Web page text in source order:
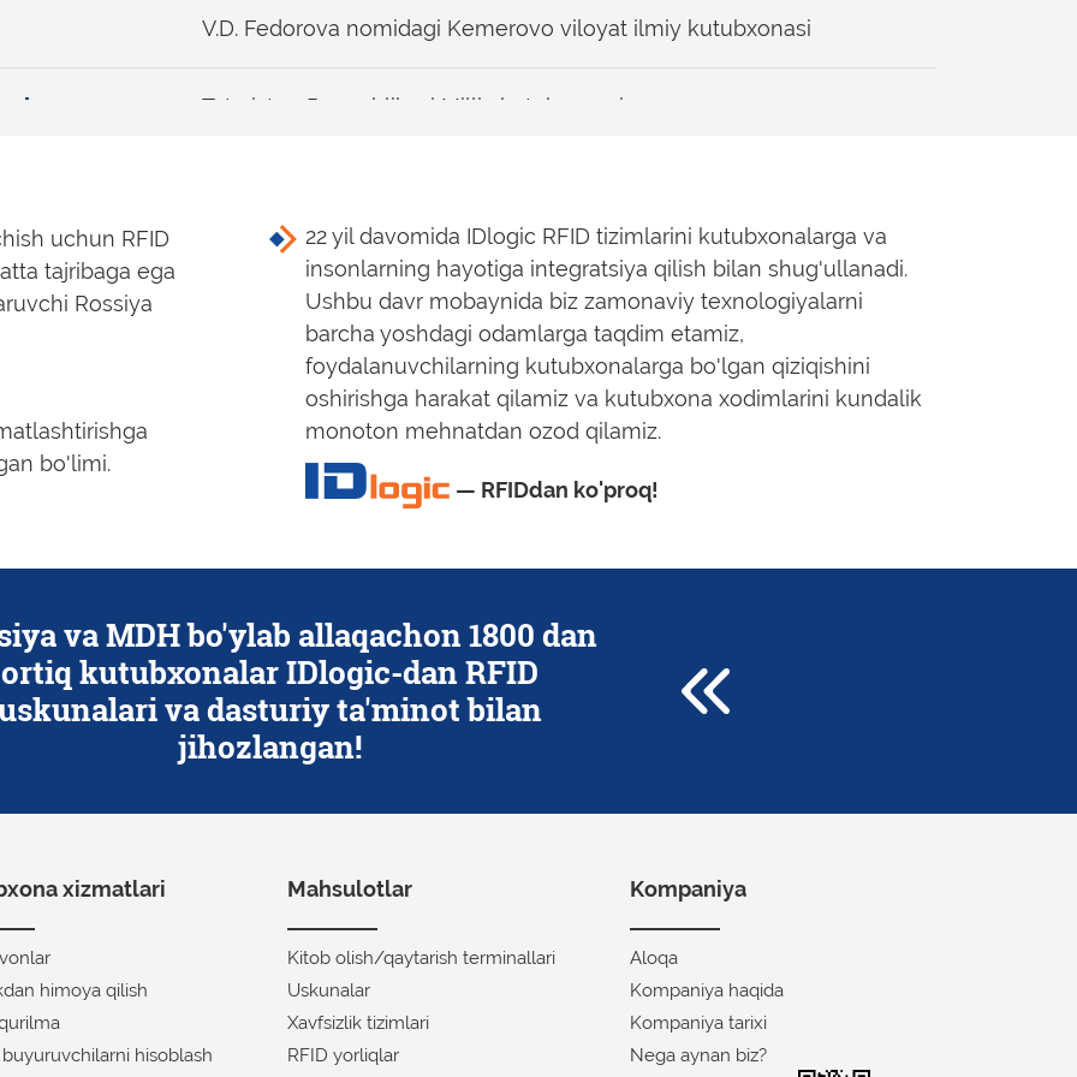
V.D. Fedorova nomidagi Kemerovo viloyat ilmiy kutubxonasi
Tatariston Respublikasi Milliy kutubxonasi
Vladimir viloyati ilmiy kutubxonasi
Ahmet-Zaki Validiy nomidagi Milliy kutubxona
Nazarboyev universiteti, Qozogʻiston, Nur-Sulton
Saqlash kamerasi va bron qilish uskunasini ishlab chiqarilishi
uchun RFID
tajribaga ega
Rossiya
bo'limi.
22 yil davomida IDlogic RFID tizimlarini kutubxonalarga va
insonlarning hayotiga integratsiya qilish bilan shug'ullanadi.
Ushbu davr mobaynida biz zamonaviy texnologiyalarni
barcha yoshdagi odamlarga taqdim etamiz,
foydalanuvchilarning kutubxonalarga bo'lgan qiziqishini
oshirishga harakat qilamiz va kutubxona xodimlarini kundalik
monoton mehnatdan ozod qilamiz.
— RFIDdan ko'proq!
va MDH bo'ylab allaqachon 1800 dan
ortiq kutubxonalar IDlogic-dan RFID
va dasturiy ta'minot bilan
jihozlangan!
xizmatlari
himoya qilish
buyuruvchilarni hisoblash
Mahsulotlar
Kitob olish/qaytarish terminallari
Uskunalar
Xavfsizlik tizimlari
RFID yorliqlar
Kompaniya
Aloqa
Kompaniya haqida
Kompaniya tarixi
Nega aynan biz?